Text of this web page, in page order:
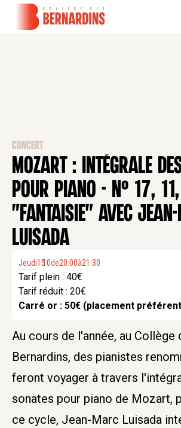
CONCERT
MOZART : INTÉGRALE
POUR PIANO - N° 17,
"FANTAISIE" AVEC
LUISADA
Jeudi15.10de20:00à21:30
Tarif plein : 40€
Tarif réduit : 20€
Carré or : 50€ (placement
Au cours de l'année, au Collège
Bernardins, des pianistes
feront voyager à travers
sonates pour piano de Mozart,
ce cycle, Jean-Marc Luisada